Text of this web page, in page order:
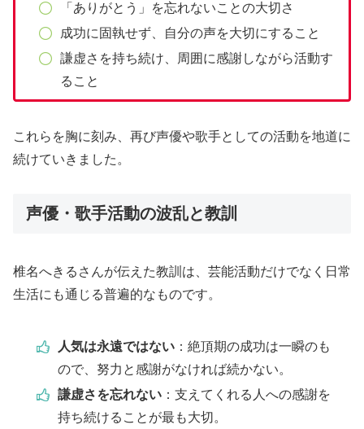
「ありがとう」を忘れないことの大切さ
成功に固執せず、自分の声を大切にすること
謙虚さを持ち続け、周囲に感謝しながら活動す
ること
これらを胸に刻み、再び声優や歌手としての活動を地道に
続けていきました。
声優・歌手活動の波乱と教訓
椎名へきるさんが伝えた教訓は、芸能活動だけでなく日常
生活にも通じる普遍的なものです。
人気は永遠ではない：絶頂期の成功は一瞬のも
ので、努力と感謝がなければ続かない。
謙虚さを忘れない：支えてくれる人への感謝を
持ち続けることが最も大切。